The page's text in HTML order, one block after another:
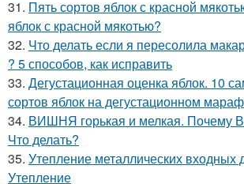
31. Пять сортов яблок с красной
яблок с красной мякотью?
32. Что делать если я пересолила
? 5 способов, как исправить
33. Дегустационная оценка яблок. 10
сортов яблок на дегустационном
34. ВИШНЯ горькая и мелкая. Почему
Что делать?
35. Утепление металлических входных
Утепление